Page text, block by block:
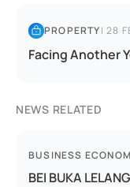
PROPERTY|28
Facing Another
NEWS RELATED
BUSINESS
BEI BUKA